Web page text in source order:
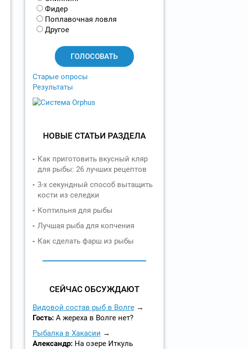
а
р
и
Фидер
Поплавочная ловля
Другое
Старые опросы
Результаты
НОВЫЕ СТАТЬИ РАЗДЕЛА
Как приготовить вкусный кляр
для рыбы: 26 лучших рецептов
3-х секундный способ вытащить
кости из селедки
Коптильня для рыбы
Лучшая рыба для копчения
Как сделать фарш из рыбы
СЕЙЧАС ОБСУЖДАЮТ
Видовой состав рыб в Волге
Гость: А жереха в Волге нет?
Рыбалка в Хакасии
Александр: На озере Иткуль